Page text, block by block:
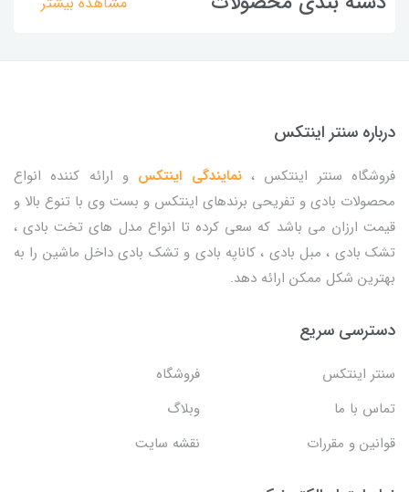
درباره سنتر اینتکس
فروشگاه سنتر اینتکس ،نمایندگی اینتکس و ارائه کننده انواع
محصولات بادی و تفریحی برندهای اینتکس و بست وی با تنوع بالا و
قیمت ارزان می باشد که سعی کرده تا انواع مدل های تخت بادی ،
تشک بادی ، مبل بادی ، کاناپه بادی و تشک بادی داخل ماشین را به
بهترین شکل ممکن ارائه دهد.
دسترسی سریع
سنتر اینتکس
فروشگاه
تماس با ما
وبلاگ
قوانین و مقررات
نقشه سایت